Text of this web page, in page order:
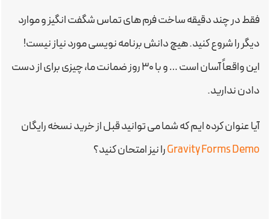
فقط در چند دقیقه ساخت فرم های تماس شگفت انگیز و موارد
دیگر را شروع کنید. هیچ دانش برنامه نویسی مورد نیاز نیست!
این واقعاً آسان است … و با ۳۰ روز ضمانت ما، چیزی برای از دست
دادن ندارید.
آیا عنوان کرده ایم که شما می توانید قبل از خرید نسخه رایگان
Gravity Forms Demoرا نیز امتحان کنید؟